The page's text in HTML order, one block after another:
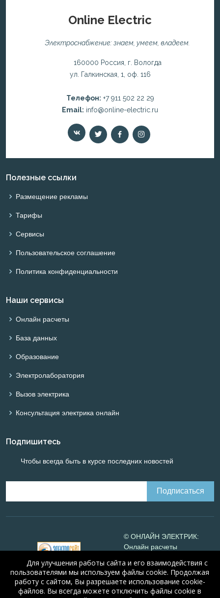
Online Electric
Электроснабжение: знаем, умеем, владеем.
160000 Россия, г. Вологда
ул. Галкинская, 1, оф. 116
Телефон: +7 911 502 22 29
Email: info@online-electric.ru
Полезные ссылки
Размещение рекламы
Тарифы
Сервисы
Пользовательское соглашение
Политика конфиденциальности
Наши сервисы
Онлайн расчеты
База данных
Образование
Электролаборатория
Вызов электрика
Консультация электрика онлайн
Подпишитесь
Чтобы всегда быть в курсе последних новостей
© ОНЛАЙН ЭЛЕКТРИК:
Онлайн расчеты
Online-electric.ru, 2008-
2026
© А.Н. Алюнов, 2008-2026
Для улучшения работы сайта и его взаимодействия с
пользователями мы используем файлы cookie. Продолжая
работу с сайтом, Вы разрешаете использование cookie-
файлов. Вы всегда можете отключить файлы cookie в